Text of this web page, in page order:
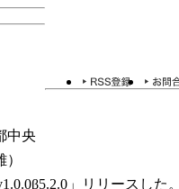
電話
新
中央
」リリースした。